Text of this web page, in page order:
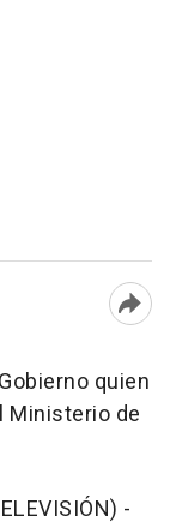
quien
Ministerio de
-